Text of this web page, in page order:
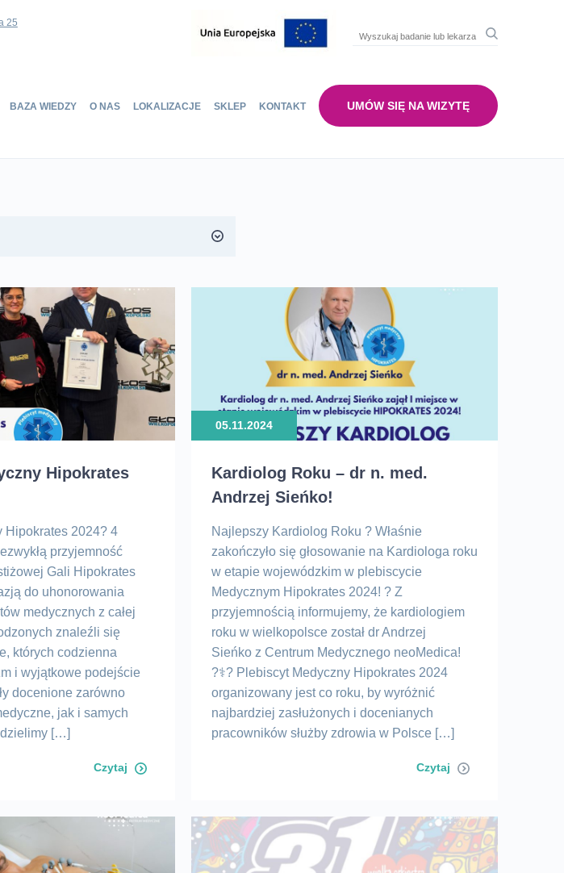
25
BAZA WIEDZY O NAS LOKALIZACJE SKLEP KONTAKT UMÓW SIĘ NA WIZYTĘ
Hipokrates
Hipokrates 2024? 4
przyjemność
Gali Hipokrates
do uhonorowania
medycznych z całej
znaleźli się
których codzienna
i wyjątkowe podejście
docenione zarówno
jak i samych
[…]
Czytaj
05.11.2024
Kardiolog Roku – dr n. med.
Andrzej Sieńko!
Najlepszy Kardiolog Roku ? Właśnie
zakończyło się głosowanie na Kardiologa roku
w etapie wojewódzkim w plebiscycie
Medycznym Hipokrates 2024! ? Z
przyjemnością informujemy, że kardiologiem
roku w wielkopolsce został dr Andrzej
Sieńko z Centrum Medycznego neoMedica!
?‍⚕️? Plebiscyt Medyczny Hipokrates 2024
organizowany jest co roku, by wyróżnić
najbardziej zasłużonych i docenianych
pracowników służby zdrowia w Polsce […]
Czytaj
Oferta
NA WIZYTĘ